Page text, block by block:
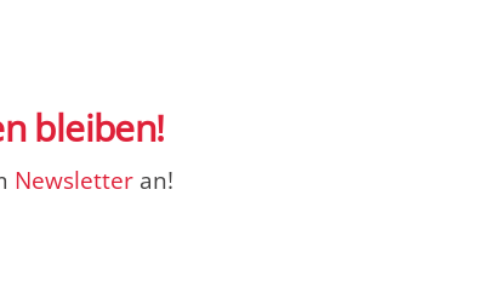
bleiben!
Newsletter an!